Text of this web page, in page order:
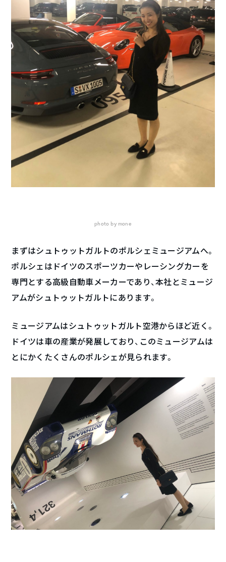
photo by mone
まずはシュトゥットガルトのポルシェミュージアムへ。
ポルシェはドイツのスポーツカーやレーシングカーを
専門とする高級自動車メーカーであり、本社とミュージ
アムがシュトゥットガルトにあります。
ミュージアムはシュトゥットガルト空港からほど近く。
ドイツは車の産業が発展しており、このミュージアムは
とにかくたくさんのポルシェが見られます。